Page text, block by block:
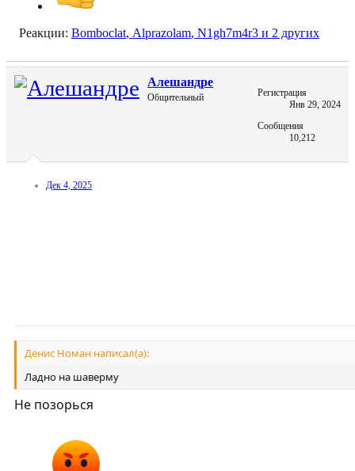
Реакции: Bomboclat, Alprazolam, N1gh7m4r3 и 2 других
Алешандре
Общительный
Регистрация
Янв 29, 2024
Сообщения
10,212
Дек 4, 2025
Денис Номан написал(а):
Ладно на шаверму
Не позорься